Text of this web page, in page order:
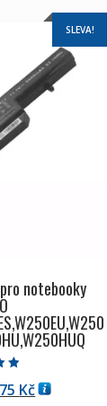
SLEVA!
notebooky
KčAktuální